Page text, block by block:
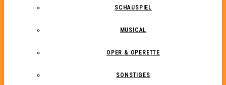
SCHAUSPIEL
MUSICAL
OPER & OPERETTE
SONSTIGES